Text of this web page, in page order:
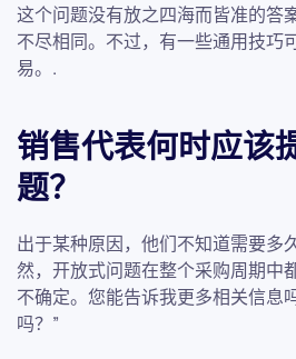
这个问题没有放之四海而皆准的答
不尽相同。不过，有一些通用技巧
易。.
销售代表何时应该
题？
出于某种原因，他们不知道需要多
然，开放式问题在整个采购周期中
不确定。您能告诉我更多相关信息
吗？”